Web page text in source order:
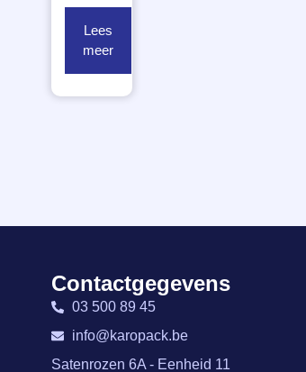
Lees
meer
Contactgegevens
03 500 89 45
info@karopack.be
Satenrozen 6A - Eenheid 11